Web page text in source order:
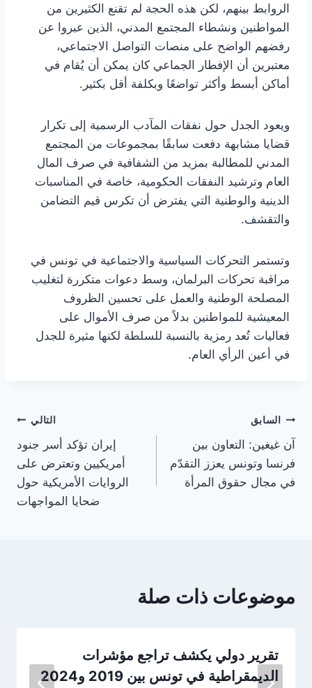
الروابط بينهم، لكن هذه الحجة لم تقنع الكثيرين من
المواطنين ونشطاء المجتمع المدني، الذين عبروا عن
رفضهم الواضح على منصات التواصل الاجتماعي،
معتبرين أن الإفطار الجماعي كان يمكن أن يُقام في
أماكن أبسط وأكثر تواضعًا وبكلفة أقل بكثير.
ويعود الجدل حول نفقات المآدب الرسمية إلى تكرار
قضايا مشابهة دفعت سابقًا بمجموعات من المجتمع
المدني للمطالبة بمزيد من الشفافية في صرف المال
العام وترشيد النفقات الحكومية، خاصة في المناسبات
الدينية والوطنية التي يفترض أن تكرس قيم التضامن
والتقشف.
وتستمر التحركات السياسية والاجتماعية في تونس في
مراقبة تحركات البرلمان، وسط دعوات متكررة لتغليب
المصلحة الوطنية والعمل على تحسين الظروف
المعيشية للمواطنين بدلاً من صرف الأموال على
فعاليات تُعد رمزية بالنسبة للسلطة لكنها مثيرة للجدل
في أعين الرأي العام.
تصفّح
المقالات
السابق
آن غيغين: التعاون بين
فرنسا وتونس يعزز التقدّم
في مجال حقوق المرأة
التالي
إيران تؤكد أسر جنود
أمريكيين وتعترض على
الروايات الأمريكية حول
ضحايا المواجهات
موضوعات ذات صلة
تقرير دولي يكشف تراجع مؤشرات
الديمقراطية في تونس بين 2019 و2024